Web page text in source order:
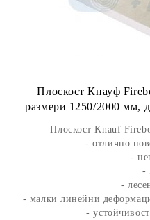
Плоскост Кнауф
размери 1250/2000 мм,
Плоскост Knauf
- отлично
-
-
-
- малки линейни
-